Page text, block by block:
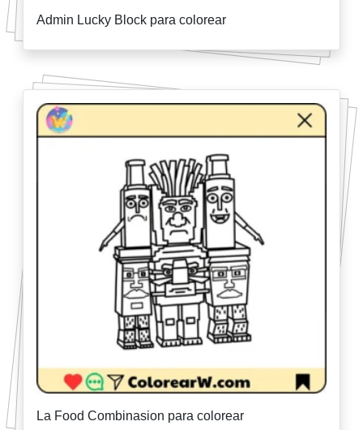
Admin Lucky Block para colorear
La Food Combinasion para colorear